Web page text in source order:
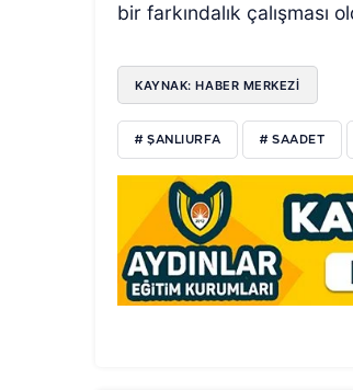
bir farkındalık çalışması
KAYNAK: HABER MERKEZİ
# ŞANLIURFA # SAADET